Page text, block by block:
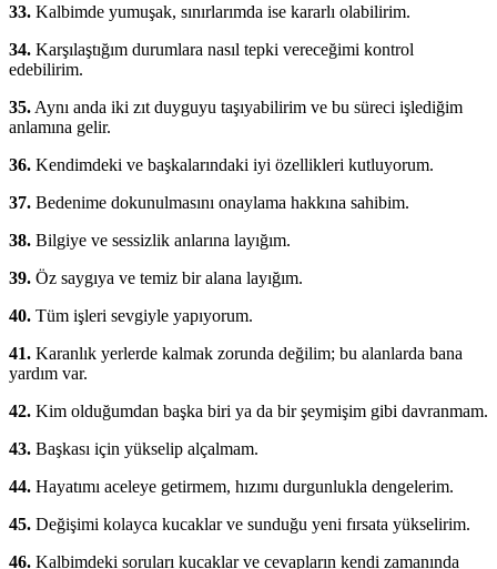
33. Kalbimde yumuşak, sınırlarımda ise kararlı olabilirim.
34. Karşılaştığım durumlara nasıl tepki vereceğimi kontrol
edebilirim.
35. Aynı anda iki zıt duyguyu taşıyabilirim ve bu süreci işlediğim
anlamına gelir.
36. Kendimdeki ve başkalarındaki iyi özellikleri kutluyorum.
37. Bedenime dokunulmasını onaylama hakkına sahibim.
38. Bilgiye ve sessizlik anlarına layığım.
39. Öz saygıya ve temiz bir alana layığım.
40. Tüm işleri sevgiyle yapıyorum.
41. Karanlık yerlerde kalmak zorunda değilim; bu alanlarda bana
yardım var.
42. Kim olduğumdan başka biri ya da bir şeymişim gibi davranmam.
43. Başkası için yükselip alçalmam.
44. Hayatımı aceleye getirmem, hızımı durgunlukla dengelerim.
45. Değişimi kolayca kucaklar ve sunduğu yeni fırsata yükselirim.
46. Kalbimdeki soruları kucaklar ve cevapların kendi zamanında